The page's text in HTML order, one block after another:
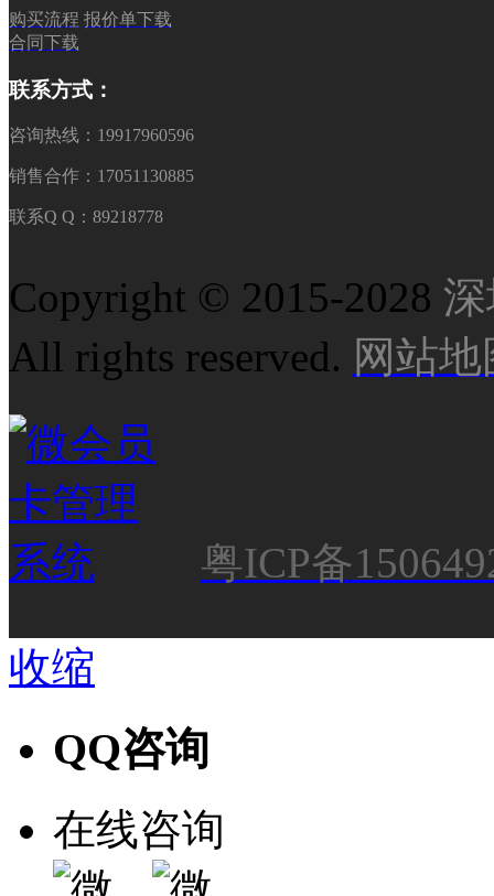
购买流程 报价单下载
合同下载
联系方式：
咨询热线：19917960596
销售合作：17051130885
联系Q Q：89218778
Copyright © 2015-2028
All rights reserved. 网站地
粤ICP备
收缩
QQ咨询
在线咨询